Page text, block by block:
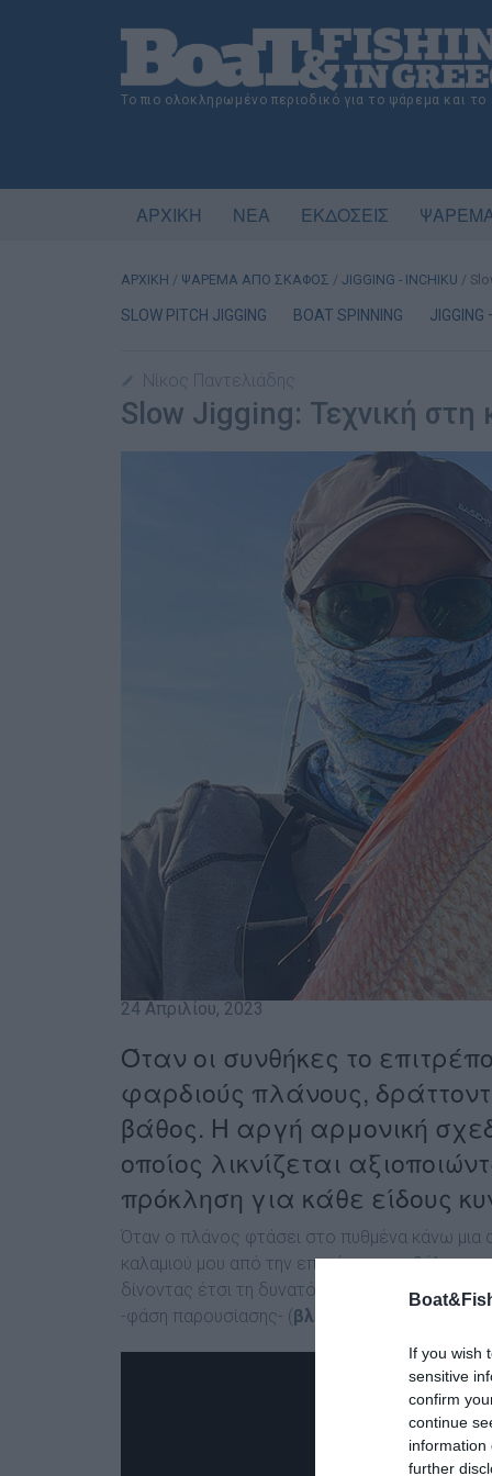
If you wish
sensitive
confirm
continue
information
further
Το πιο ολοκληρωμένο περιοδικό για το ψάρεμα και
ΑΡΧΙΚΗ ΝΕΑ ΕΚΔΟΣΕΙΣ
ΑΡΧΙΚΗ / ΨΑΡΕΜΑ ΑΠΟ ΣΚΑΦΟΣ / JIGGING - INCHIKU /
SLOW PITCH JIGGING BOAT SPINNING JIGGING
Νίκος Παντελιάδης
Slow Jigging: Τεχνική στη
24 Απριλίου, 2023
Όταν οι συνθήκες το
φαρδιούς πλάνους,
βάθος. Η αργή αρμονική
οποίος λικνίζεται
πρόκληση για κάθε είδους
Όταν ο πλάνος φτάσει στο πυθμένα κάνω μια
καλαμιού μου από την επιφάνεια της
δίνοντας έτσι τη δυνατότητα στα ψάρια της
-φάση παρουσίασης- (βλέπε βίντεο 1